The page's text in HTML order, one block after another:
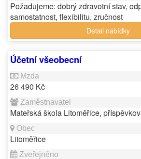
Požadujeme: dobrý zdravotní stav,
samostatnost, flexibilitu, zručnost
Detail nabídky
Účetní všeobecní
26 490 Kč
Mateřská škola Litoměřice,
Litoměřice